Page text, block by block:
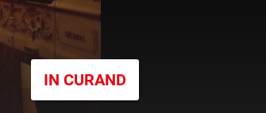
IN CURAND